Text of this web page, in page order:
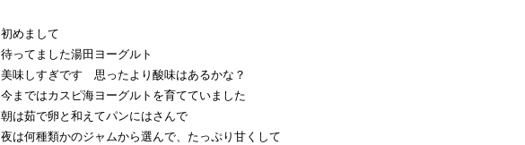
初めまして
待ってました湯田ヨーグルト
美味しすぎです 思ったより酸味はあるかな？
今まではカスピ海ヨーグルトを育てていました
朝は茹で卵と和えてパンにはさんで
夜は何種類かのジャムから選んで、たっぷり甘くして